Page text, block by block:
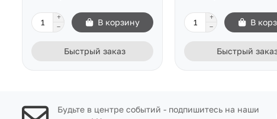
В корзину
Быстрый заказ
В
Быстрый
Будьте в центре событий - подпишитесь на наши